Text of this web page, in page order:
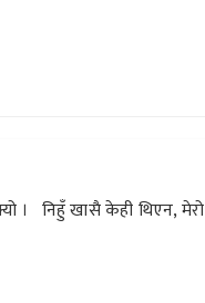
। निहुँ खासै केही थिएन, मेरो